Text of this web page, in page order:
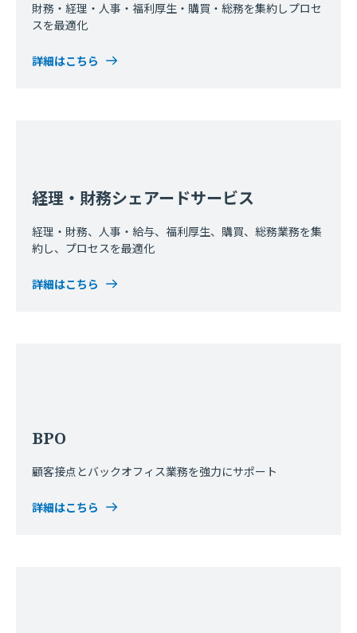
財務・経理・人事・福利厚生・購買・総務を集約しプロセ
スを最適化
詳細はこちら
経理・財務シェアードサービス
経理・財務、人事・給与、福利厚生、購買、総務業務を集
約し、プロセスを最適化
詳細はこちら
BPO
顧客接点とバックオフィス業務を強力にサポート
詳細はこちら